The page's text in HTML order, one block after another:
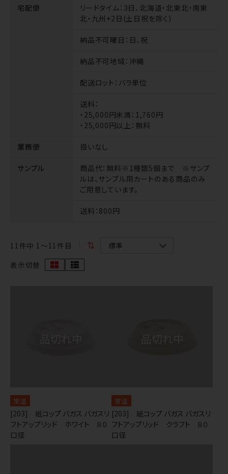
宅配便 リードタイム ：3日、北海道・北東北・南東
北・九州+2日(土日祝を除く)
納品不可曜日 ：日、祝
納品不可地域 ：沖縄
配送ロット ：バラ単位
送料：
・25,000円未満：1,760円
・25,000円以上：無料
業務便 扱いなし
サンプル 商品代：無料※1種類5個まで ※サンプ
ルは、サンプル用カートのある商品のみ
ご用意しています。
送料：800円
11 件中 1〜11件目
表示切替
常温
[203] 紙コップ バガス バガスリ
フトアップリッド ホワイト ８０
口径
常温
[203] 紙コップ バガス バガスリ
フトアップリッド クラフト ８０
口径